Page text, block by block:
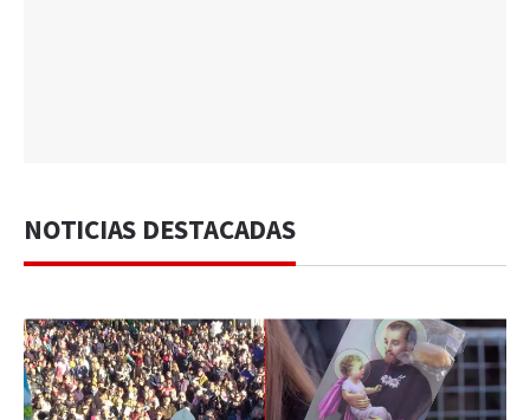
NOTICIAS DESTACADAS